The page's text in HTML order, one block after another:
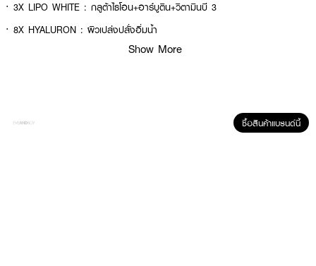
· 3X LIPO WHITE : กลูต้าไธโอน+อาร์บูติน+วิตามินบี 3
· 8X HYALURON : ผิวเปล่งปลั่งอิ่มน้ำ
· 60X VITAMIN E : คืนผิวเรียบเนียนน่าสัมผัส
Show More
ซื้อสินค้าแบรนด์นี้